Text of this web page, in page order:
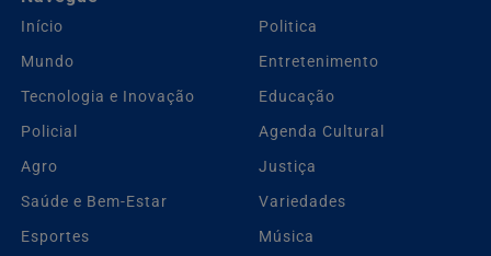
Início
Politica
Mundo
Entretenimento
Tecnologia e Inovação
Educação
Policial
Agenda Cultural
Agro
Justiça
Saúde e Bem-Estar
Variedades
Esportes
Música